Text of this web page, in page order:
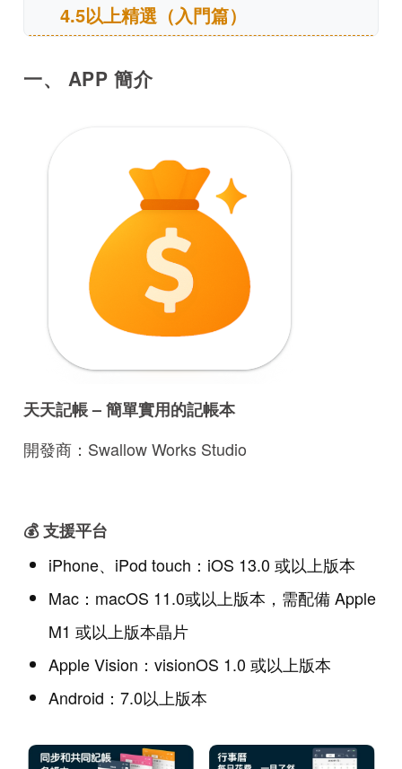
4.5以上精選（入門篇）
一、 APP 簡介
天天記帳 – 簡單實用的記帳本
開發商：Swallow Works Studio
💰 支援平台
iPhone、iPod touch：iOS 13.0 或以上版本
Mac：macOS 11.0或以上版本，需配備 Apple
M1 或以上版本晶片
Apple Vision：visionOS 1.0 或以上版本
Android：7.0以上版本